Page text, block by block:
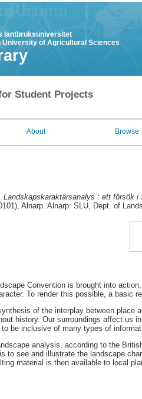
lantbruksuniversitet
University of Agricultural Sciences
Student Projects
About Browse
Landskapskaraktärsanalys : ett försök i
Alnarp. Alnarp: SLU, Dept. of
Convention is brought into
To render this possible, a basic
of the interplay between place
history. Our surroundings affect us
be inclusive of many types of
analysis, according to the
to see and illustrate the landscape
material is then available to local